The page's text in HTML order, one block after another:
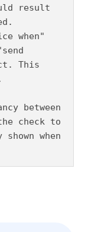
result
when"
This
between
check to
when